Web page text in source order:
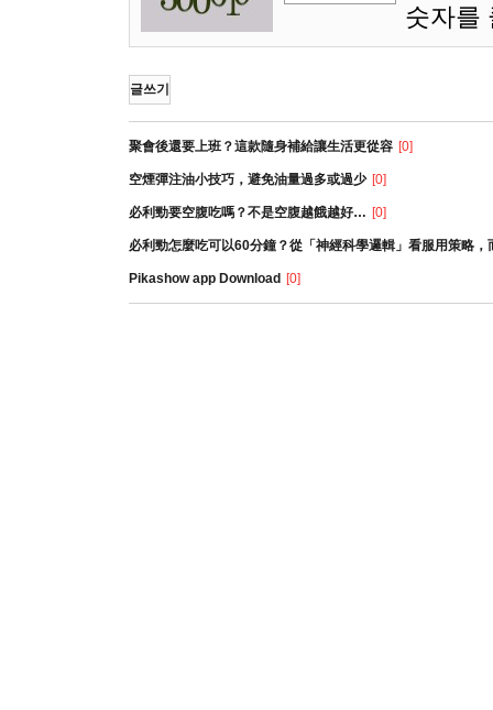
숫자를
글쓰기
聚會後還要上班？這款隨身補給讓生活更從容 [0]
空煙彈注油小技巧，避免油量過多或過少 [0]
必利勁要空腹吃嗎？不是空腹越餓越好… [0]
必利勁怎麼吃可以60分鐘？從「神經科學邏輯」看服用策略，
Pikashow app Download [0]